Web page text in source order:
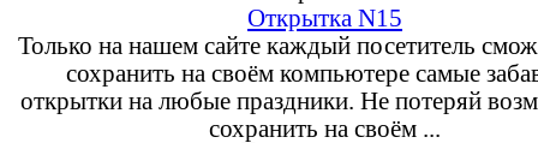
Открытка N15
Только на нашем сайте каждый посетитель
сохранить на своём компьютере самые
открытки на любые праздники. Не потеряй
сохранить на своём ...